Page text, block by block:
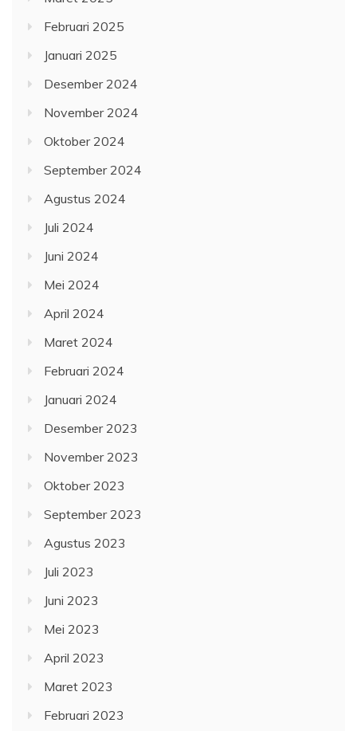
Februari 2025
Januari 2025
Desember 2024
November 2024
Oktober 2024
September 2024
Agustus 2024
Juli 2024
Juni 2024
Mei 2024
April 2024
Maret 2024
Februari 2024
Januari 2024
Desember 2023
November 2023
Oktober 2023
September 2023
Agustus 2023
Juli 2023
Juni 2023
Mei 2023
April 2023
Maret 2023
Februari 2023